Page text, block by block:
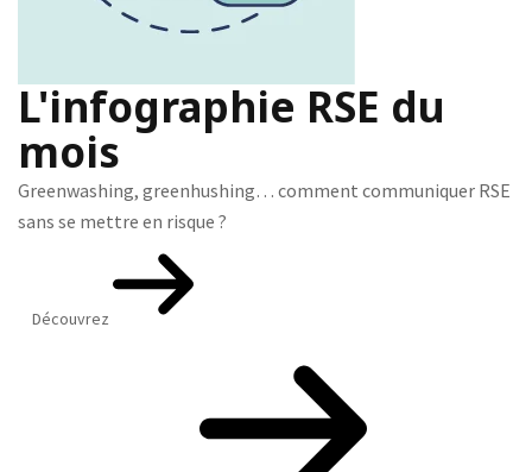
L'infographie RSE du
mois
Greenwashing, greenhushing… comment communiquer RSE
sans se mettre en risque ?
Découvrez